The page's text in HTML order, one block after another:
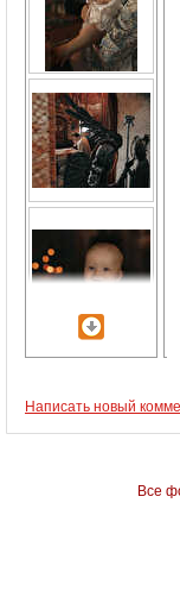
Написать новый
Все